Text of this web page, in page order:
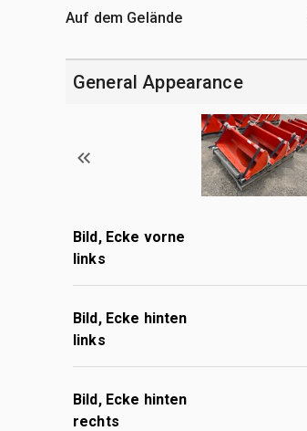
Auf dem Gelände
General Appearance
Bild, Ecke vorne
links
Bild, Ecke hinten
links
Bild, Ecke hinten
rechts